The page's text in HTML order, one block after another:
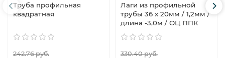
Труба профильная
квадратная
242.76 руб.
Лаги из профильной
трубы 36 х 20мм / 1,2мм /
длина -3,0м / ОЦ ППК
330.40 руб.